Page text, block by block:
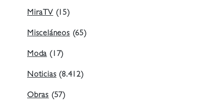
MiraTV (15)
Misceláneos (65)
Moda (17)
Noticias (8.412)
Obras (57)